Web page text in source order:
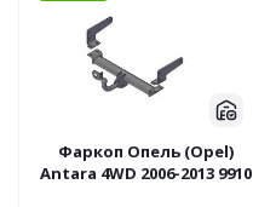
Фаркоп Опель (Opel)
Antara 4WD 2006-2013 9910